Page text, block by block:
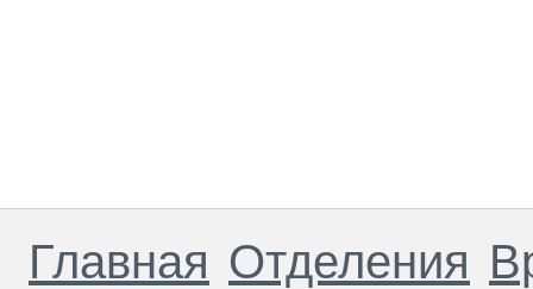
Главная Отделения